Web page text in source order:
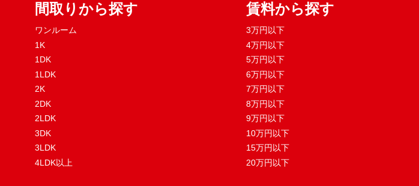
間取りから探す
ワンルーム
1K
1DK
1LDK
2K
2DK
2LDK
3DK
3LDK
4LDK以上
賃料から探す
3万円以下
4万円以下
5万円以下
6万円以下
7万円以下
8万円以下
9万円以下
10万円以下
15万円以下
20万円以下